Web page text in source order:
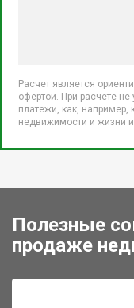
Расчет является
офертой. При расчете
платежи, как, например,
недвижимости и жизни
Полезные
продаже